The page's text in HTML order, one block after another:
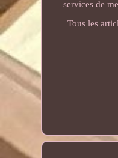
services de
Tous les